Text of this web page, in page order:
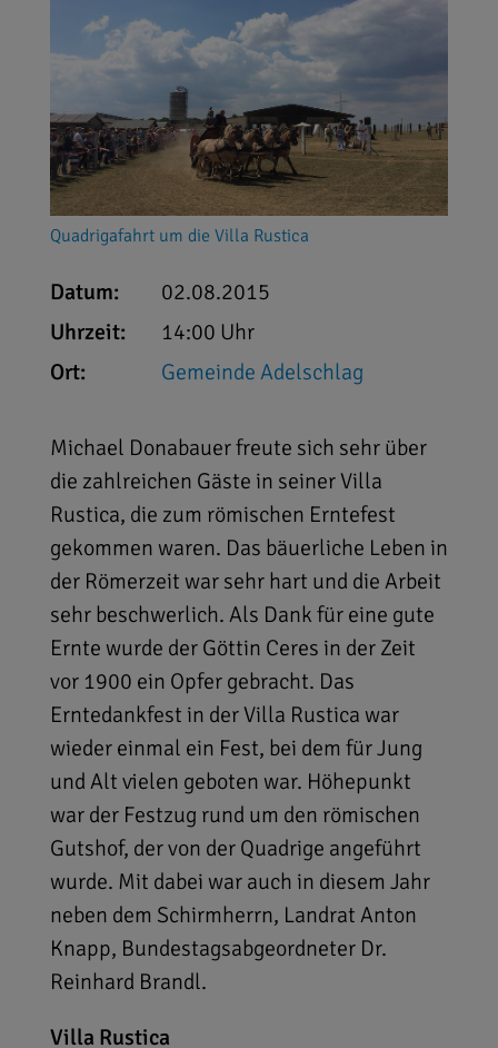
Quadrigafahrt um die Villa Rustica
Datum:
02.08.2015
Uhrzeit:
14:00 Uhr
Ort:
Gemeinde Adelschlag
Michael Donabauer freute sich sehr über
die zahlreichen Gäste in seiner Villa
Rustica, die zum römischen Erntefest
gekommen waren. Das bäuerliche Leben in
der Römerzeit war sehr hart und die Arbeit
sehr beschwerlich. Als Dank für eine gute
Ernte wurde der Göttin Ceres in der Zeit
vor 1900 ein Opfer gebracht. Das
Erntedankfest in der Villa Rustica war
wieder einmal ein Fest, bei dem für Jung
und Alt vielen geboten war. Höhepunkt
war der Festzug rund um den römischen
Gutshof, der von der Quadrige angeführt
wurde. Mit dabei war auch in diesem Jahr
neben dem Schirmherrn, Landrat Anton
Knapp, Bundestagsabgeordneter Dr.
Reinhard Brandl.
Villa Rustica